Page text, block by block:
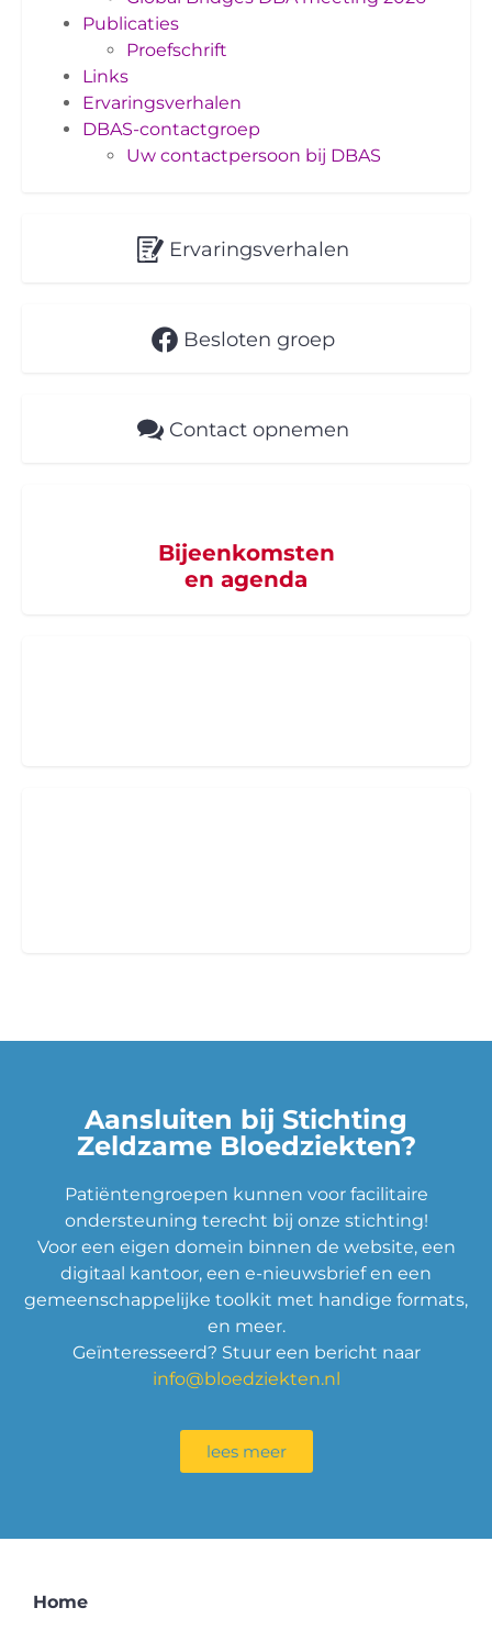
Publicaties
Proefschrift
Links
Ervaringsverhalen
DBAS-contactgroep
Uw contactpersoon bij DBAS
Ervaringsverhalen
Besloten groep
Contact opnemen
Bijeenkomsten
en agenda
Aansluiten bij Stichting
Zeldzame Bloedziekten?
Patiëntengroepen kunnen voor facilitaire
ondersteuning terecht bij onze stichting!
Voor een eigen domein binnen de website, een
digitaal kantoor, een e-nieuwsbrief en een
gemeenschappelijke toolkit met handige formats,
en meer.
Geïnteresseerd? Stuur een bericht naar
info@bloedziekten.nl
lees meer
Home